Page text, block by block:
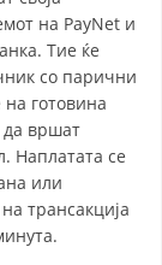
на PayNet и
Тие ќе
со парични
готовина
да вршат
Наплатата се
или
трансакција